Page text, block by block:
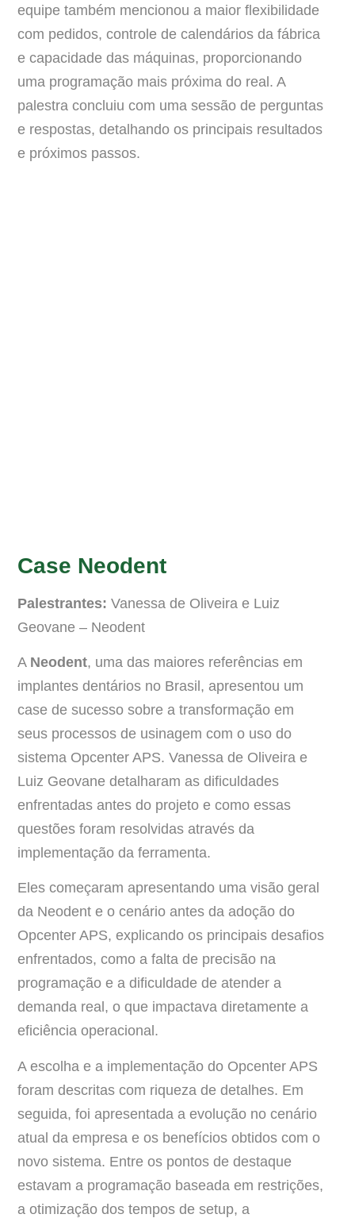
equipe também mencionou a maior flexibilidade
com pedidos, controle de calendários da fábrica
e capacidade das máquinas, proporcionando
uma programação mais próxima do real. A
palestra concluiu com uma sessão de perguntas
e respostas, detalhando os principais resultados
e próximos passos.
Case Neodent
Palestrantes: Vanessa de Oliveira e Luiz
Geovane – Neodent
A Neodent, uma das maiores referências em
implantes dentários no Brasil, apresentou um
case de sucesso sobre a transformação em
seus processos de usinagem com o uso do
sistema Opcenter APS. Vanessa de Oliveira e
Luiz Geovane detalharam as dificuldades
enfrentadas antes do projeto e como essas
questões foram resolvidas através da
implementação da ferramenta.
Eles começaram apresentando uma visão geral
da Neodent e o cenário antes da adoção do
Opcenter APS, explicando os principais desafios
enfrentados, como a falta de precisão na
programação e a dificuldade de atender a
demanda real, o que impactava diretamente a
eficiência operacional.
A escolha e a implementação do Opcenter APS
foram descritas com riqueza de detalhes. Em
seguida, foi apresentada a evolução no cenário
atual da empresa e os benefícios obtidos com o
novo sistema. Entre os pontos de destaque
estavam a programação baseada em restrições,
a otimização dos tempos de setup, a